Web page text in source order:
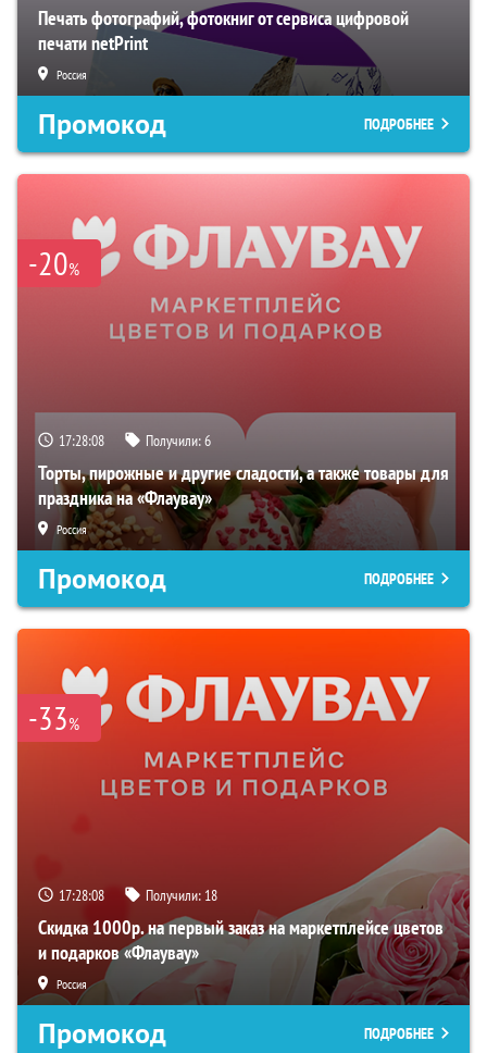
Печать фотографий, фотокниг от сервиса цифровой
печати netPrint
Россия
Промокод ПОДРОБНЕЕ
-20%
17:28:07 Получили:6
Торты, пирожные и другие сладости, а также товары для
праздника на «Флаувау»
Россия
Промокод ПОДРОБНЕЕ
-33%
17:28:07 Получили: 18
Скидка 1000р. на первый заказ на маркетплейсе цветов
и подарков «Флаувау»
Россия
Промокод ПОДРОБНЕЕ